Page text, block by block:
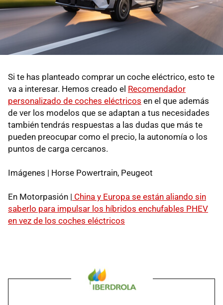
Si te has planteado comprar un coche eléctrico, esto te
va a interesar. Hemos creado el Recomendador
personalizado de coches eléctricos en el que además
de ver los modelos que se adaptan a tus necesidades
también tendrás respuestas a las dudas que más te
pueden preocupar como el precio, la autonomía o los
puntos de carga cercanos.
Imágenes | Horse Powertrain, Peugeot
En Motorpasión | China y Europa se están aliando sin
saberlo para impulsar los híbridos enchufables PHEV
en vez de los coches eléctricos